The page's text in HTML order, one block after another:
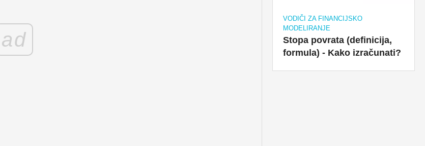
ad
VODIČI ZA FINANCIJSKO
MODELIRANJE
Stopa povrata (definicija,
formula) - Kako izračunati?